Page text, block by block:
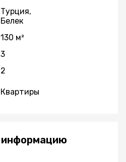
Турция,
Белек
130 м²
3
2
Квартиры
информацию